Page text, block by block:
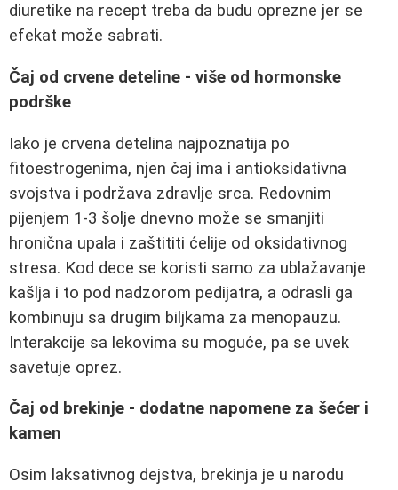
diuretike na recept treba da budu oprezne jer se
efekat može sabrati.
Čaj od crvene deteline - više od hormonske
podrške
Iako je crvena detelina najpoznatija po
fitoestrogenima, njen čaj ima i antioksidativna
svojstva i podržava zdravlje srca. Redovnim
pijenjem 1-3 šolje dnevno može se smanjiti
hronična upala i zaštititi ćelije od oksidativnog
stresa. Kod dece se koristi samo za ublažavanje
kašlja i to pod nadzorom pedijatra, a odrasli ga
kombinuju sa drugim biljkama za menopauzu.
Interakcije sa lekovima su moguće, pa se uvek
savetuje oprez.
Čaj od brekinje - dodatne napomene za šećer i
kamen
Osim laksativnog dejstva, brekinja je u narodu